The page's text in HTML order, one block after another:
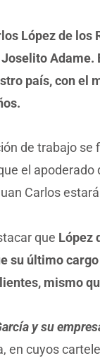
López de los
Adame.
país, con el
de trabajo se
el
Carlos
que López
su último
mismo
y su
en cuyos